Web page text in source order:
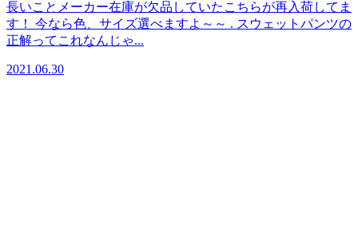
長いことメーカー在庫が欠品していたこちらが再入荷してま
す！ 今なら色、サイズ選べますよ～～ . スウェットパンツの
正解ってこれなんじゃ...
2021.06.30